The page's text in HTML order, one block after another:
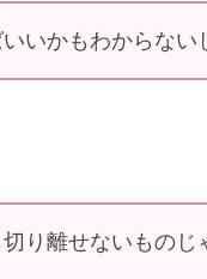
いかもわからない
り離せないものじ